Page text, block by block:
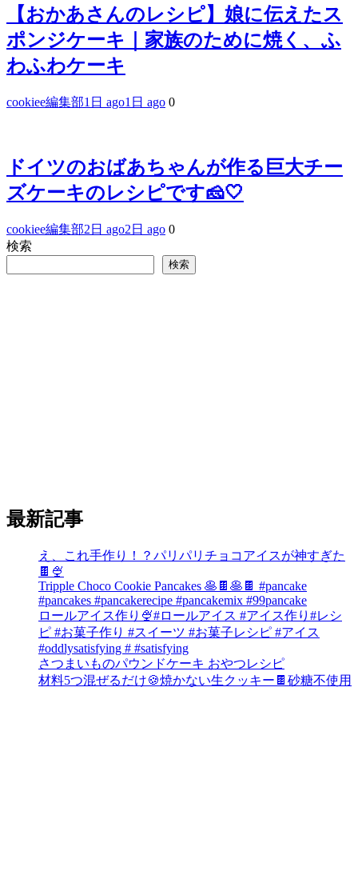
【おかあさんのレシピ】娘に伝えたス
ポンジケーキ｜家族のために焼く、ふ
わふわケーキ
cookiee編集部1日 ago1日 ago 0
ドイツのおばあちゃんが作る巨大チー
ズケーキのレシピです🧀🤍
cookiee編集部2日 ago2日 ago 0
検索
検索
最新記事
え、これ手作り！？パリパリチョコアイスが神すぎた
🍫🍨
Tripple Choco Cookie Pancakes 🥞🍫🥞🍫 #pancake
#pancakes #pancakerecipe #pancakemix #99pancake
ロールアイス作り🍨#ロールアイス #アイス作り#レシ
ピ #お菓子作り #スイーツ #お菓子レシピ #アイス
#oddlysatisfying # #satisfying⁠
さつまいものパウンドケーキ おやつレシピ
材料5つ混ぜるだけ🍪焼かない生クッキー🍫砂糖不使用